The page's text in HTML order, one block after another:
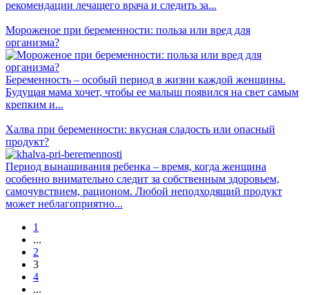
рекомендации лечащего врача и следить за...
Мороженое при беременности: польза или вред для
организма?
Беременность – особый период в жизни каждой женщины.
Будущая мама хочет, чтобы ее малыш появился на свет самым
крепким и...
Халва при беременности: вкусная сладость или опасный
продукт?
Период вынашивания ребенка – время, когда женщина
особенно внимательно следит за собственным здоровьем,
самочувствием, рационом. Любой неподходящий продукт
может неблагоприятно...
1
...
2
3
4
...